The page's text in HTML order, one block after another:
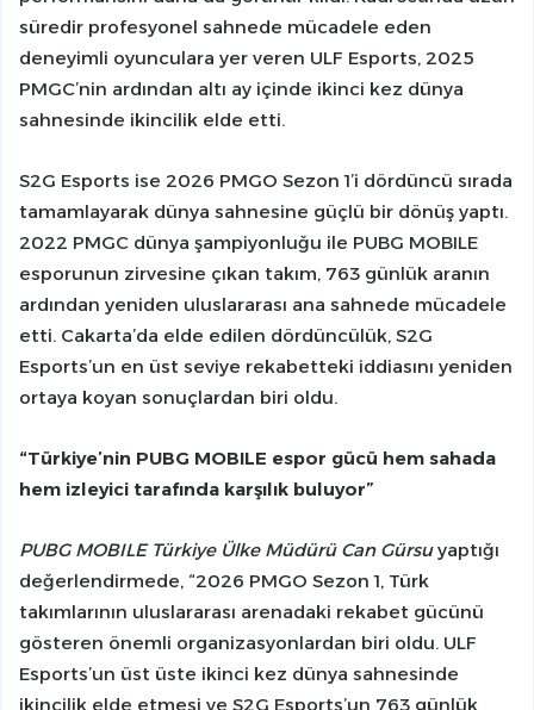
süredir profesyonel sahnede mücadele eden
deneyimli oyunculara yer veren ULF Esports, 2025
PMGC’nin ardından altı ay içinde ikinci kez dünya
sahnesinde ikincilik elde etti.
S2G Esports ise 2026 PMGO Sezon 1’i dördüncü sırada
tamamlayarak dünya sahnesine güçlü bir dönüş yaptı.
2022 PMGC dünya şampiyonluğu ile PUBG MOBILE
esporunun zirvesine çıkan takım, 763 günlük aranın
ardından yeniden uluslararası ana sahnede mücadele
etti. Cakarta’da elde edilen dördüncülük, S2G
Esports’un en üst seviye rekabetteki iddiasını yeniden
ortaya koyan sonuçlardan biri oldu.
“Türkiye’nin PUBG MOBILE espor gücü hem sahada
hem izleyici tarafında karşılık buluyor”
PUBG MOBILE Türkiye Ülke Müdürü Can Gürsuyaptığı
değerlendirmede, “2026 PMGO Sezon 1, Türk
takımlarının uluslararası arenadaki rekabet gücünü
gösteren önemli organizasyonlardan biri oldu. ULF
Esports’un üst üste ikinci kez dünya sahnesinde
ikincilik elde etmesi ve S2G Esports’un 763 günlük